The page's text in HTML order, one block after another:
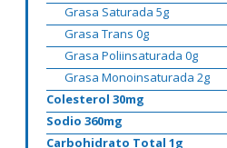
Grasa Saturada 5g
Grasa Trans 0g
Grasa Poliinsaturada 0g
Grasa Monoinsaturada 2g
Colesterol 30mg
Sodio 360mg
Carbohidrato Total 1g